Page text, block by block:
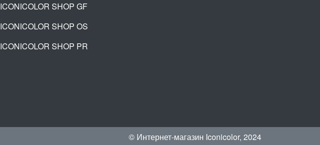
ICONICOLOR SHOP GF
ICONICOLOR SHOP OS
ICONICOLOR SHOP PR
© Интернет-магазин Iconicolor, 2024